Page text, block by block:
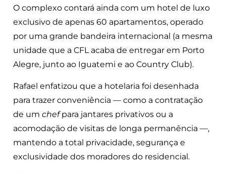
O complexo contará ainda com um hotel de luxo
exclusivo de apenas 60 apartamentos, operado
por uma grande bandeira internacional (a mesma
unidade que a CFL acaba de entregar em Porto
Alegre, junto ao Iguatemi e ao Country Club).
Rafael enfatizou que a hotelaria foi desenhada
para trazer conveniência — como a contratação
de um chefpara jantares privativos ou a
acomodação de visitas de longa permanência —,
mantendo a total privacidade, segurança e
exclusividade dos moradores do residencial.